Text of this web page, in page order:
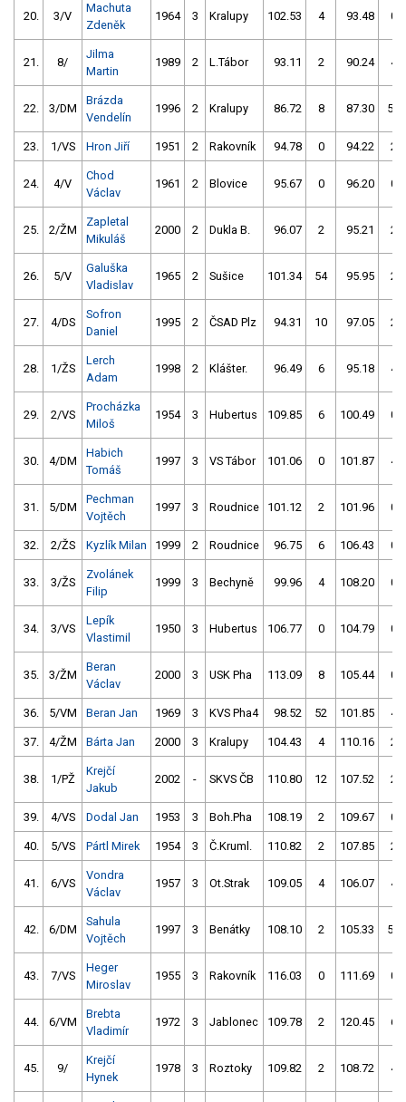
20. 3/V
Machuta
Zdeněk
1964 3 Kralupy 102.53 4 93.48 0
21. 8/
Jilma
Martin
1989 2 L.Tábor 93.11 2 90.24 4
22. 3/DM
Brázda
Vendelín
1996 2 Kralupy 86.72 8 87.30 50
23. 1/VS Hron Jiří 1951 2 Rakovník 94.78 0 94.22 2
24. 4/V
Chod
Václav
1961 2 Blovice 95.67 0 96.20 0
25. 2/ŽM
Zapletal
Mikuláš
2000 2 Dukla B. 96.07 2 95.21 2
26. 5/V
Galuška
Vladislav
1965 2 Sušice 101.34 54 95.95 2
27. 4/DS
Sofron
Daniel
1995 2 ČSAD Plz 94.31 10 97.05 2
28. 1/ŽS
Lerch
Adam
1998 2 Klášter. 96.49 6 95.18 4
29. 2/VS
Procházka
Miloš
1954 3 Hubertus 109.85 6 100.49 0
30. 4/DM
Habich
Tomáš
1997 3 VS Tábor 101.06 0 101.87 4
31. 5/DM
Pechman
Vojtěch
1997 3 Roudnice 101.12 2 101.96 0
32. 2/ŽS Kyzlík Milan 1999 2 Roudnice 96.75 6 106.43 0
33. 3/ŽS
Zvolánek
Filip
1999 3 Bechyně 99.96 4 108.20 0
34. 3/VS
Lepík
Vlastimil
1950 3 Hubertus 106.77 0 104.79 0
35. 3/ŽM
Beran
Václav
2000 3 USK Pha 113.09 8 105.44 0
36. 5/VM Beran Jan 1969 3 KVS Pha4 98.52 52 101.85 4
37. 4/ŽM Bárta Jan 2000 3 Kralupy 104.43 4 110.16 2
38. 1/PŽ
Krejčí
Jakub
2002 - SKVS ČB 110.80 12 107.52 2
39. 4/VS Dodal Jan 1953 3 Boh.Pha 108.19 2 109.67 0
40. 5/VS Pártl Mirek 1954 3 Č.Kruml. 110.82 2 107.85 2
41. 6/VS
Vondra
Václav
1957 3 Ot.Strak 109.05 4 106.07 4
42. 6/DM
Sahula
Vojtěch
1997 3 Benátky 108.10 2 105.33 56
43. 7/VS
Heger
Miroslav
1955 3 Rakovník 116.03 0 111.69 0
44. 6/VM
Brebta
Vladimír
1972 3 Jablonec 109.78 2 120.45 6
45. 9/
Krejčí
Hynek
1978 3 Roztoky 109.82 2 108.72 4